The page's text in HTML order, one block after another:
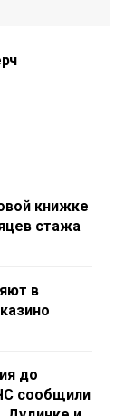
книжке
стажа
в
до
сообщили